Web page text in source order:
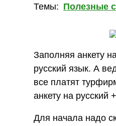
Темы: Полезные
Заполняя анкету
русский язык. А
все платят
анкету на русский
Для начала надо